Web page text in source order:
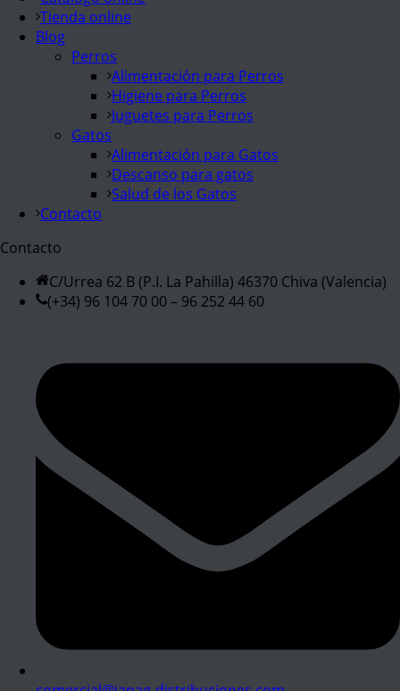
Tienda online
Blog
Perros
Alimentación para Perros
Higiene para Perros
Juguetes para Perros
Gatos
Alimentación para Gatos
Descanso para gatos
Salud de los Gatos
Contacto
Contacto
C/Urrea 62 B (P.I. La Pahilla) 46370 Chiva (Valencia)
(+34) 96 104 70 00 – 96 252 44 60